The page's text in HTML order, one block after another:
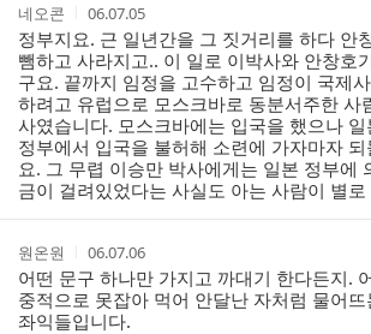
작
성
자
네오콘
작
성
시
간
06.07.05
정부지요. 근 일년간을 그 짓거리를 하다 안
뺌하고 사라지고.. 이 일로 이박사와 안창호
구요. 끝까지 임정을 고수하고 임정이 국제
하려고 유럽으로 모스크바로 동분서주한 사
사였습니다. 모스크바에는 입국을 했으나
정부에서 입국을 불허해 소련에 가자마자
요. 그 무렵 이승만 박사에게는 일본 정부에
금이 걸려있었다는 사실도 아는 사람이 별로
작
성
자
원온원
작
성
시
간
06.07.06
어떤 문구 하나만 가지고 까대기 한다든지.
중적으로 못잡아 먹어 안달난 자처럼 물어
좌익들입니다.